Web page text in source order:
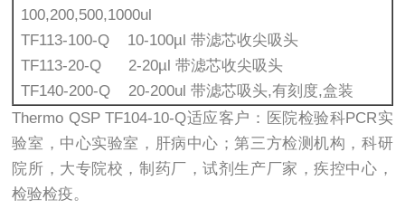
100,200,500,1000ul
TF113-100-Q 10-100µl 带滤芯收尖吸头
TF113-20-Q 2-20µl 带滤芯收尖吸头
TF140-200-Q 20-200ul 带滤芯吸头,有刻度,盒装
Thermo QSP TF104-10-Q适应客户：医院检验科PCR实
验室，中心实验室，肝病中心；第三方检测机构，科研
院所，大专院校，制药厂，试剂生产厂家，疾控中心，
检验检疫。